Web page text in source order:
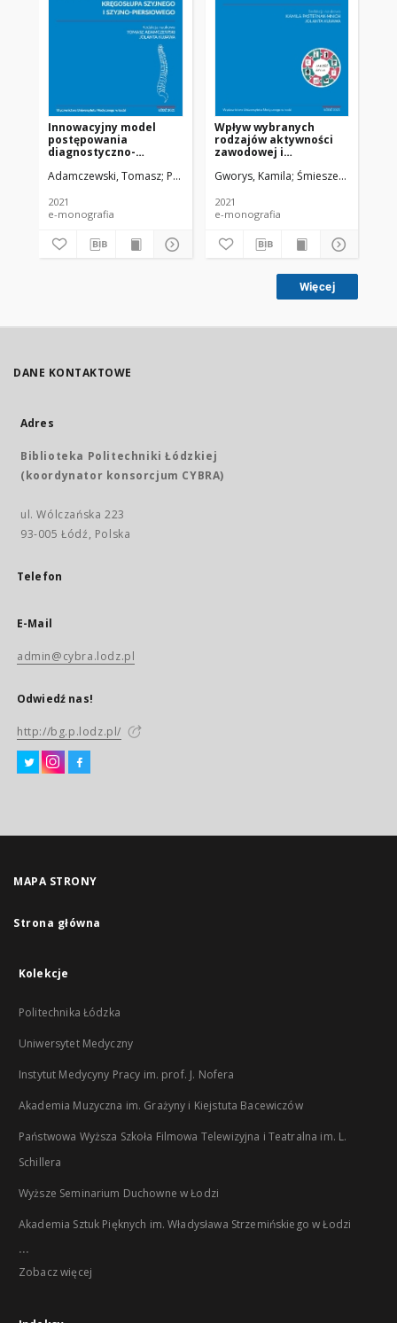
Innowacyjny model
postępowania
diagnostyczno-
prewencyjnego u osób
czynnościowymi
kręgosłupa szyjnego i
Adamczewski, Tomasz Puzder, Anna Gworys, Kamila Pietrzak, Beata
2021
e-monografia
Wpływ wybranych
rodzajów aktywności
zawodowej i
jakość życia związaną
Gworys, Kamila Śmieszek, Marta
2021
e-monografia
Więcej
DANE KONTAKTOWE
Adres
Biblioteka Politechniki Łódzkiej
(koordynator konsorcjum CYBRA)
ul. Wólczańska 223
93-005 Łódź, Polska
Telefon
E-Mail
admin@cybra.lodz.pl
Odwiedź nas!
http://bg.p.lodz.pl/
MAPA STRONY
Strona główna
Kolekcje
Politechnika Łódzka
Uniwersytet Medyczny
Instytut Medycyny Pracy im. prof. J. Nofera
Akademia Muzyczna im. Grażyny i Kiejstuta Bacewiczów
Państwowa Wyższa Szkoła Filmowa Telewizyjna i Teatralna im. L.
Schillera
Wyższe Seminarium Duchowne w Łodzi
Akademia Sztuk Pięknych im. Władysława Strzemińskiego w Łodzi
...
Zobacz więcej